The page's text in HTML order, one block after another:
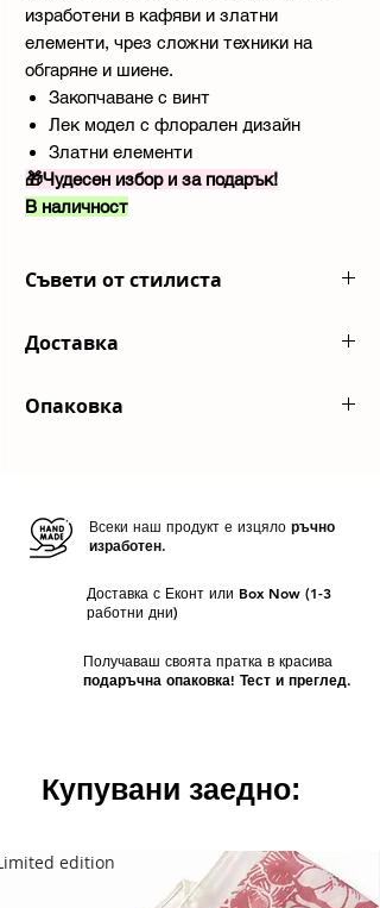
изработени в кафяви и златни
елементи, чрез сложни техники на
обгаряне и шиене.
Закопчаване с винт
Лек модел с флорален дизайн
Златни елементи
🎁Чудесен избор и за подарък!
В наличност
Съвети от стилиста
рокля и ниски сандали!
Доставка
компанияЕконт
Опаковка
отделно опаковани, оставете коментар
при поръчката Ви.
Всеки наш продукт е изцяло ръчно
изработен.
Доставка с Еконт или Box Now (1-3
работни дни)
Получаваш своята пратка в красива
подаръчна опаковка! Тест и преглед.
Купувани заедно:
edition